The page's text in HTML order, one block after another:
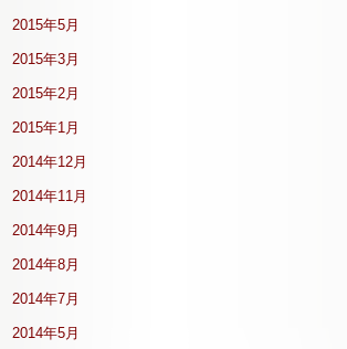
2015年5月
2015年3月
2015年2月
2015年1月
2014年12月
2014年11月
2014年9月
2014年8月
2014年7月
2014年5月